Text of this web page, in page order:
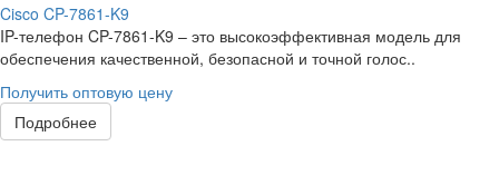
Cisco CP-7861-K9
IP-телефон CP-7861-K9 – это высокоэффективная модель для
обеспечения качественной, безопасной и точной голос..
Получить оптовую цену
Подробнее